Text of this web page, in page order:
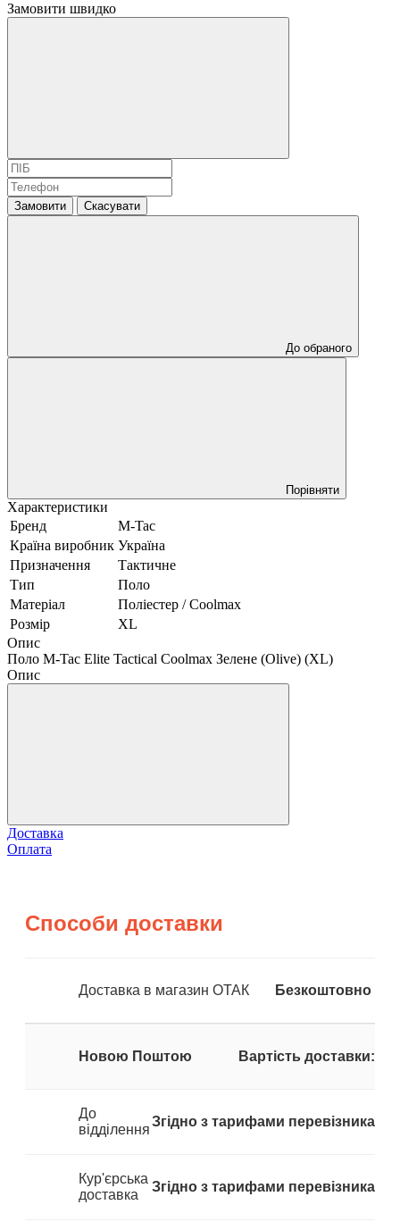
Замовити швидко
Замовити Скасувати
До обраного
Порівняти
Характеристики
Бренд
M-Tac
Країна виробник Україна
Призначення
Тактичне
Тип
Поло
Матеріал
Поліестер / Coolmax
Розмір
XL
Опис
Поло M-Tac Elite Tactical Coolmax Зелене (Olive) (XL)
Опис
Доставка
Оплата
Способи доставки
Доставка в магазин ОТАК Безкоштовно
Новою Поштою Вартість доставки:
До
відділення
Згідно з тарифами перевізника
Кур'єрська
доставка
Згідно з тарифами перевізника